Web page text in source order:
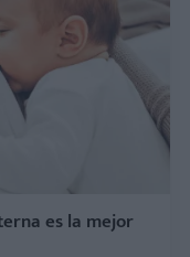
es la mejor